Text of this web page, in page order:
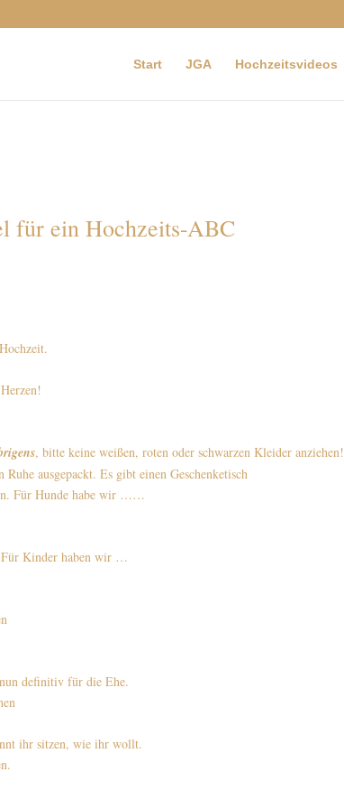
Start JGA Hochzeitsvideos
für ein Hochzeits-ABC
, bitte keine weißen, roten oder schwarzen Kleider anziehen!
ausgepackt. Es gibt einen Geschenketisch
Für Hunde habe wir ……
Für Kinder haben wir …
definitiv für die Ehe.
ihr sitzen, wie ihr wollt.